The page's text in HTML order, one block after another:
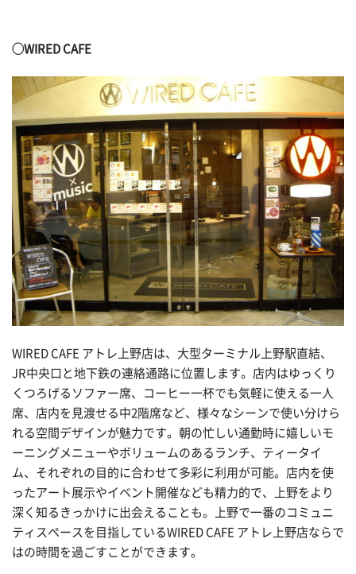
◯WIRED CAFE
WIRED CAFE アトレ上野店は、大型ターミナル上野駅直結、
JR中央口と地下鉄の連絡通路に位置します。店内はゆっくり
くつろげるソファー席、コーヒー一杯でも気軽に使える一人
席、店内を見渡せる中2階席など、様々なシーンで使い分けら
れる空間デザインが魅力です。朝の忙しい通勤時に嬉しいモ
ーニングメニューやボリュームのあるランチ、ティータイ
ム、それぞれの目的に合わせて多彩に利用が可能。店内を使
ったアート展示やイベント開催なども精力的で、上野をより
深く知るきっかけに出会えることも。上野で一番のコミュニ
ティスペースを目指しているWIRED CAFE アトレ上野店ならで
はの時間を過ごすことができます。